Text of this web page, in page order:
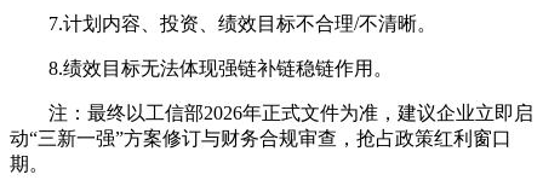
7.计划内容、投资、绩效目标不合理/不清晰。
8.绩效目标无法体现强链补链稳链作用。
注：最终以工信部2026年正式文件为准，建议企业立即启
动“三新一强”方案修订与财务合规审查，抢占政策红利窗口
期。